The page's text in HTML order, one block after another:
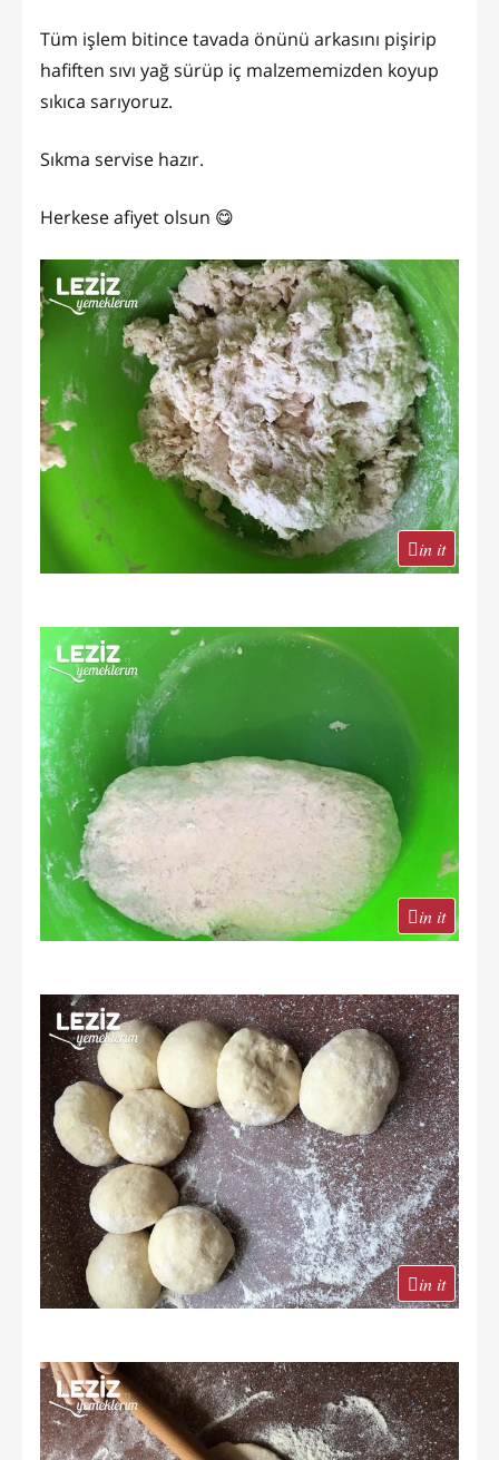
Tüm işlem bitince tavada önünü arkasını pişirip
hafiften sıvı yağ sürüp iç malzememizden koyup
sıkıca sarıyoruz.
Sıkma servise hazır.
Herkese afiyet olsun 😋
in it
in it
in it